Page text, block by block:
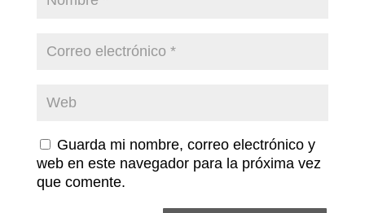
Guarda mi nombre, correo electrónico y
web en este navegador para la próxima vez
que comente.